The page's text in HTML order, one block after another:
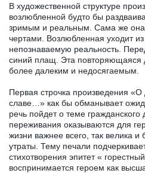
В художественной структуре
возлюбленной будто бы
зримым и реальным. Сама же она
чертами. Возлюбленная уходит
непознаваемую реальность.
синий плащ. Эта повторяющаяся
более далеким и недосягаемым.
Первая строчка произведения «О
славе…» как бы обманывает
речь пойдет о теме
переживания оказываются для
жизни важнее всего, так велика и
утраты. Тему печали
стихотворения эпитет «
воспринимается героем как